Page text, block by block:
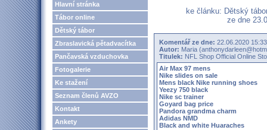
Hlavní stránka
Tábor online
Dětský tábor
Zbraslavická pětadvacítka
Pančavská vzduchovka
Fotogalerie
Ke stažení
Seznam členů AVZO
Kontakt
Ankety
ke článku: Dětský
ze dne
Komentář ze dne: 22.06.2020
Autor: Maria
Titulek: NFL Shop Official Online
Air Max 97 mens
Nike slides on sale
Mens black Nike running shoes
Yeezy 750 black
Nike sc trainer
Goyard bag price
Pandora grandma charm
Adidas NMD
Black and white Huaraches